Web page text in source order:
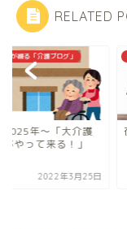
RELATED
子が綴る「介護ブログ」
2025年～「大介護
やって来る！」
2022年3月25日